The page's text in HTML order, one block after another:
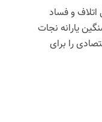
اتلاف و فساد
یارانه نجات
را برای